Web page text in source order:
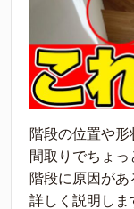
階段の位置や形
間取りでちょっ
階段に原因があ
詳しく説明しま